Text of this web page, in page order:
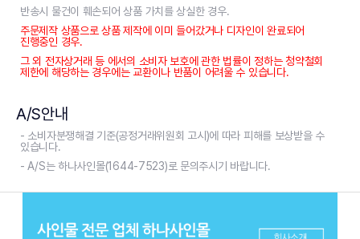
반송시 물건이 훼손되어 상품 가치를 상실한 경우.
주문제작 상품으로 상품 제작에 이미 들어갔거나 디자인이 완료되어
진행중인 경우.
그 외 전자상거래 등 에서의 소비자 보호에 관한 법률이 정하는 청약철회
제한에 해당하는 경우에는 교환이나 반품이 어려울 수 있습니다.
A/S안내
- 소비자분쟁해결 기준(공정거래위원회 고시)에 따라 피해를 보상받을 수
있습니다.
- A/S는 하나사인몰(1644-7523)로 문의주시기 바랍니다.